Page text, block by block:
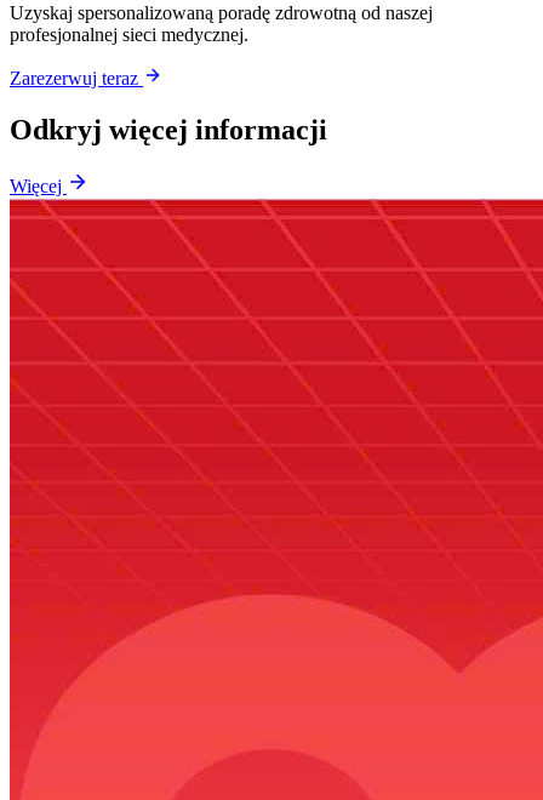
Uzyskaj spersonalizowaną poradę zdrowotną od naszej
profesjonalnej sieci medycznej.
Zarezerwuj teraz
Odkryj więcej informacji
Więcej